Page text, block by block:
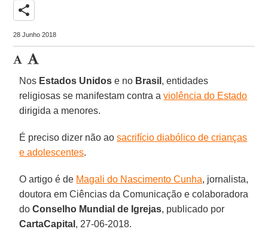
share
28 Junho 2018
Nos Estados Unidos e no Brasil , entidades
religiosas se manifestam contra aviolência do Estado
dirigida a menores.
É preciso dizer não aosacrifício diabólico de crianças
e adolescentes.
O artigo é de Magali do Nascimento Cunha, jornalista,
doutora em Ciências da Comunicação e colaboradora
doConselho Mundial de Igrejas, publicado por
CartaCapital , 27-06-2018.